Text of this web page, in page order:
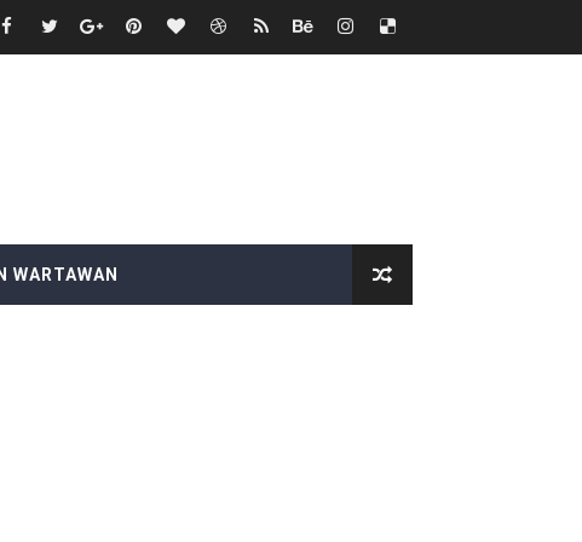
bola
DARI PT EPIK INTEGRATEDEPC
tutup mata
WARTAWAN